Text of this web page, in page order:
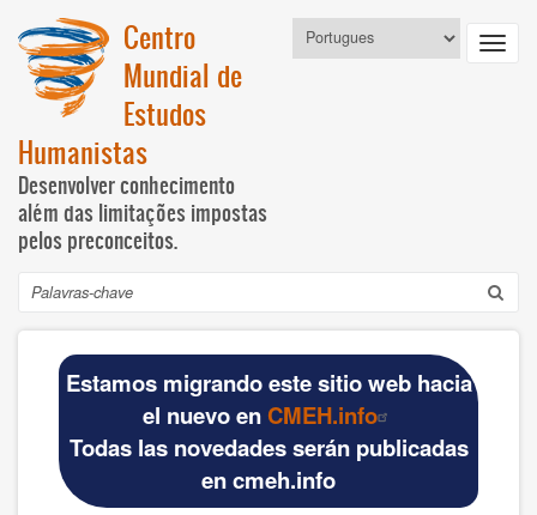
para
conteúdo
principal
Centro
Mundial de
Estudos
Humanistas
Desenvolver conhecimento
além das limitações impostas
pelos preconceitos.
Select
your
Pesquisar
principal
INICIO
DOCUMENTOS BÁSICOS
Official materials
Estamos migrando este sitio web hacia
el nuevo en CMEH.info
Todas las novedades serán publicadas
en cmeh.info